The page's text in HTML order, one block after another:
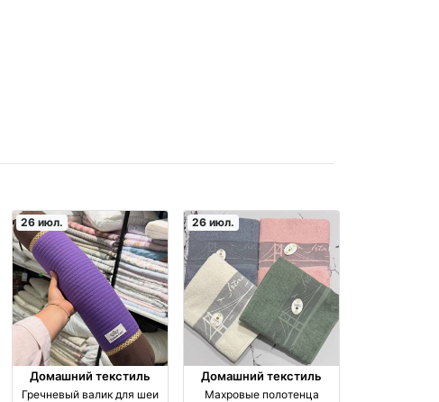
26 июл.
Домашний текстиль
Гречневый валик для шеи
26 июл.
Домашний текстиль
Махровые полотенца